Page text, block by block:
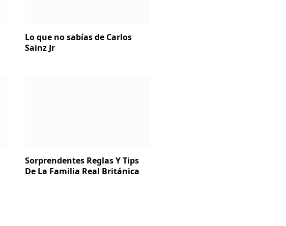
Lo que no sabías de Carlos
Sainz Jr
Sorprendentes Reglas Y Tips
De La Familia Real Británica